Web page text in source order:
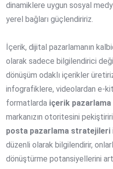
dinamiklere uygun sosyal
yerel bağları güçlendiririz.
İçerik, dijital pazarlamanın
olarak sadece bilgilendirici
dönüşüm odaklı içerikler
infografiklere, videolardan e-
formatlarda içerik
markanızın otoritesini
posta pazarlama stratejileri
düzenli olarak bilgilendirir,
dönüştürme potansiyellerini